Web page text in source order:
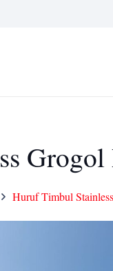
Grogol
Huruf Timbul